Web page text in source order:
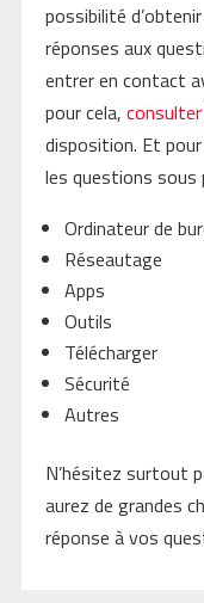
possibilité
réponses aux
entrer en contact
pour cela, consulter
disposition. Et
les questions sous
Ordinateur de
Réseautage
Apps
Outils
Télécharger
Sécurité
Autres
N’hésitez surtout
aurez de grandes
réponse à vos